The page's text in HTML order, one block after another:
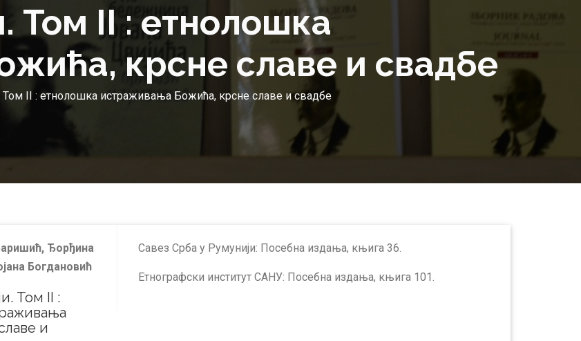
Том II : етнолошка
крсне славе и свадбе
Том II : етнолошка истраживања Божића, крсне славе и свадбе
Ђорђина
Богдановић
Том II :
и
Савез Срба у Румунији: Посебна издања, књига 36.
Етнографски институт САНУ: Посебна издања, књига 101.